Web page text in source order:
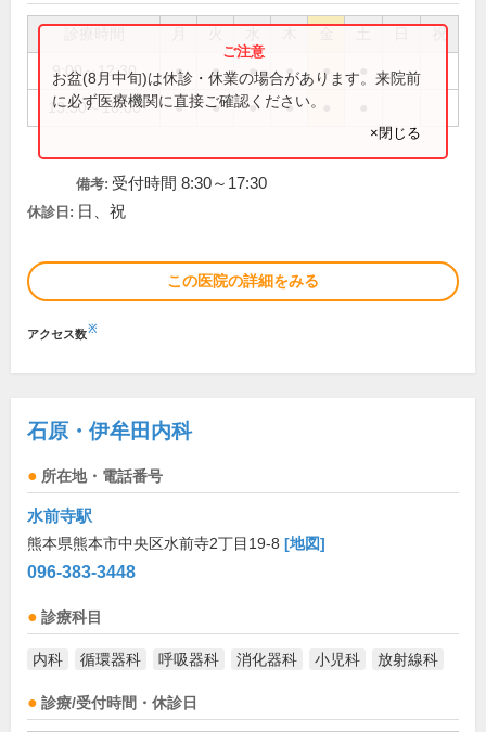
祝
9:00～12:30 ● ● ● ● ●
13:30～18:00 ● ● ● ●
お盆(8月中旬)は休診・休業の場合があります。来院前
に必ず医療機関に直接ご確認ください。
×閉じる
備考: 受付時間 8:30～17:30
休診日: 日、祝
この医院の詳細をみる
アクセス数※
石原・伊牟田内科
所在地・電話番号
水前寺駅
熊本県熊本市中央区水前寺2丁目19-8 [地図]
096-383-3448
診療科目
内科 循環器科 呼吸器科 消化器科 小児科 放射線科
診療/受付時間・休診日